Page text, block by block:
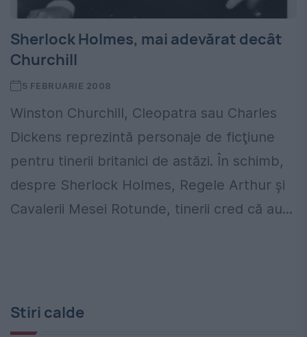
Sherlock Holmes, mai adevărat decât
Churchill
5 FEBRUARIE 2008
Winston Churchill, Cleopatra sau Charles
Dickens reprezintă personaje de ficţiune
pentru tinerii britanici de astăzi. În schimb,
despre Sherlock Holmes, Regele Arthur şi
Cavalerii Mesei Rotunde, tinerii cred că au...
Stiri calde